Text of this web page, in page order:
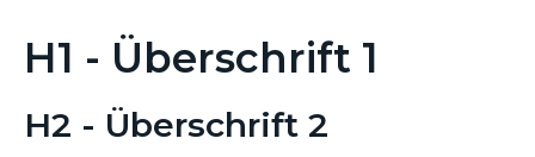
H1 - Überschrift 1
H2 - Überschrift 2